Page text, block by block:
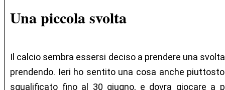
Una piccola svolta
Il calcio sembra essersi deciso a prendere una
prendendo. Ieri ho sentito una cosa anche
squalificato fino al 30 giugno, e dovra giocare a